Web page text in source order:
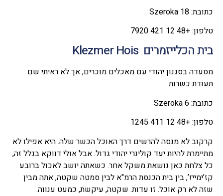
כתובת: Szeroka 18
טלפון: +48 12 421 7920
בית הכלייזמרים Klezmer Hois
מסעדה בסגנון יהודי עם מאכלים מוכרים, אך לא ראיתי שם
תעודת כשרות
כתובת: Szeroka 6
טלפון: +48 12 411 1245
קרקוב לא מנסה להרשים דרך האוכל הכשר שלה. היא אפילו לא
מתיימרת להיות יעד קולינרי יהודי גדול. אבל אולי דווקא בגלל זה,
כל צלחת כאן נושאת משקל אחר. כשאתה יושב לאכול ברובע
קז’ימייז’, בין בית הכנסת הרמ"א לבין סמטה שקטה, אתה מבין
שזה לא רק אוכל. זו עדות. שקטה, עיקשת, כמעט ענווה.